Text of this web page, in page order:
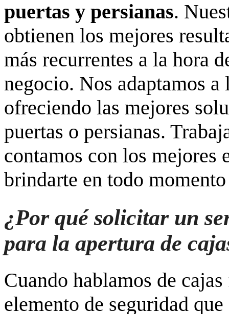
puertas y persianas.
obtienen los mejores
más recurrentes a la hora
negocio. Nos adaptamos
ofreciendo las mejores
puertas o persianas.
contamos con los mejores
brindarte en todo
¿Por qué solicitar un
para la apertura de
Cuando hablamos de
elemento de seguridad